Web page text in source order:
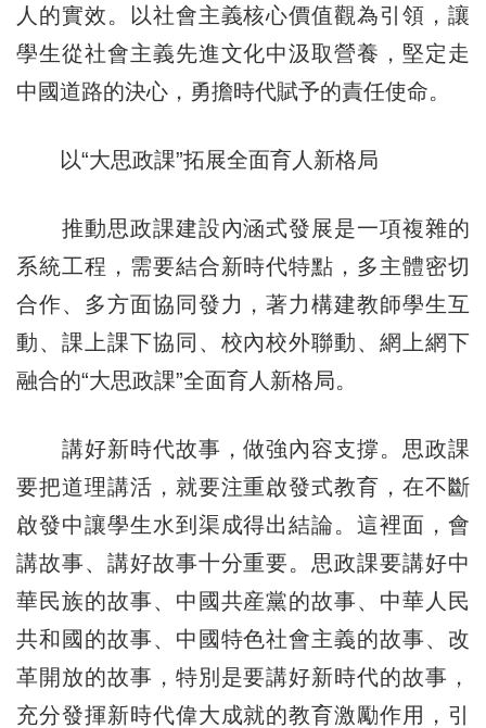
人的實效。以社會主義核心價值觀為引領，讓
學生從社會主義先進文化中汲取營養，堅定走
中國道路的決心，勇擔時代賦予的責任使命。
以“大思政課”拓展全面育人新格局
推動思政課建設內涵式發展是一項複雜的
系統工程，需要結合新時代特點，多主體密切
合作、多方面協同發力，著力構建教師學生互
動、課上課下協同、校內校外聯動、網上網下
融合的“大思政課”全面育人新格局。
講好新時代故事，做強內容支撐。思政課
要把道理講活，就要注重啟發式教育，在不斷
啟發中讓學生水到渠成得出結論。這裡面，會
講故事、講好故事十分重要。思政課要講好中
華民族的故事、中國共産黨的故事、中華人民
共和國的故事、中國特色社會主義的故事、改
革開放的故事，特別是要講好新時代的故事，
充分發揮新時代偉大成就的教育激勵作用，引